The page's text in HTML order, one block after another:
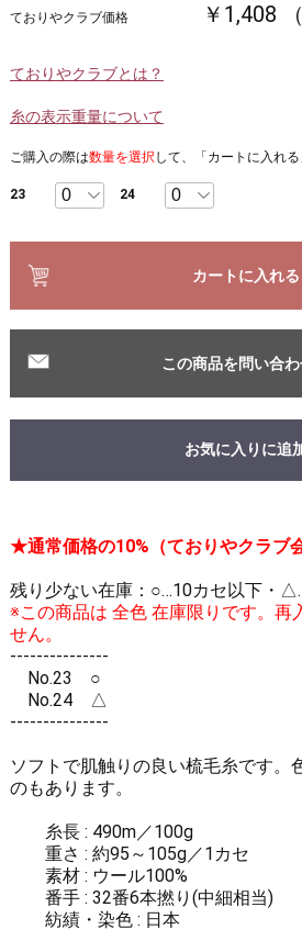
ておりやクラブ価格 ￥1,408
ておりやクラブとは？
糸の表示重量について
ご購入の際は数量を選択 して、「カートに入れ
23 24
カートに入れる
この商品を問い合
お気に入りに追
★通常価格の10%（ておりやクラブ
残り少ない在庫：○…10カセ以下・
※この商品は 全色 在庫限りです。再
せん。
---------------
No.23 ○
No.24 △
---------------
ソフトで肌触りの良い梳毛糸です。
のもあります。
糸長 : 490m／100g
重さ : 約95～105g／1カセ
素材 : ウール100%
番手 : 32番6本撚り(中細相当)
紡績・染色 : 日本